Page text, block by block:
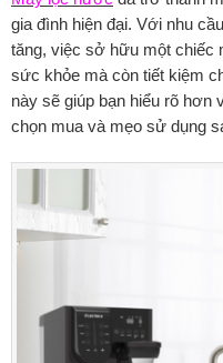
gia đình hiện đại. Với nhu
tăng, việc sở hữu một chiếc
sức khỏe mà còn tiết kiệm
này sẽ giúp bạn hiểu rõ
chọn mua và mẹo sử dụng